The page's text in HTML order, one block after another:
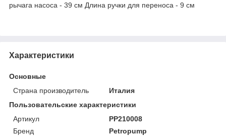
рычага насоса - 39 см Длина ручки для переноса - 9 см
Характеристики
Основные
Страна производитель
Италия
Пользовательские характеристики
Артикул
PP210008
Бренд
Petropump